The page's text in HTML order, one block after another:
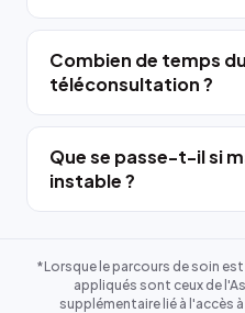
Combien de temps
téléconsultation ?
Que se passe-t-il si
instable ?
*Lorsque le parcours de soin
appliqués sont ceux de
supplémentaire lié à l'accès